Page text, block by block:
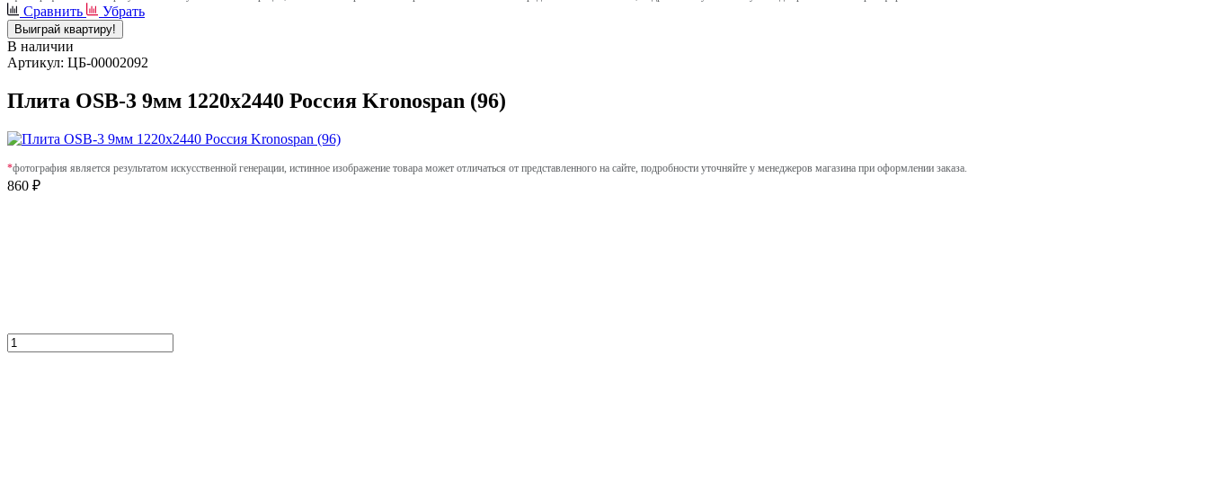
Сравнить Убрать
Выиграй квартиру!
В наличии
Артикул: ЦБ-00002092
Плита OSB-3 9мм 1220х2440 Россия Kronospan (96)
*фотография является результатом искусственной генерации, истинное изображение товара может отличаться от представленного на сайте, подробности уточняйте у менеджеров магазина при оформлении заказа.
860 ₽